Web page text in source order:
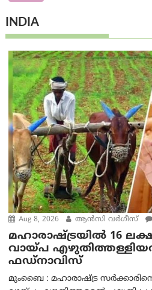
INDIA
Aug 8, 2026 ആന്‍സി വര്‍ഗീസ്
മഹാരാഷ്ട്രയിൽ 16
വായ്പ
ഫഡ്‌നാവിസ്
മുംബൈ : മഹാരാഷ്ട്ര